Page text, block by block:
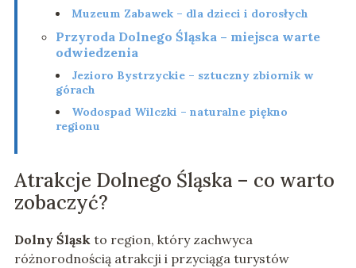
Muzeum Zabawek – dla dzieci i dorosłych
Przyroda Dolnego Śląska – miejsca warte
odwiedzenia
Jezioro Bystrzyckie – sztuczny zbiornik w
górach
Wodospad Wilczki – naturalne piękno
regionu
Atrakcje Dolnego Śląska – co warto
zobaczyć?
Dolny Śląskto region, który zachwyca
różnorodnością atrakcji i przyciąga turystów